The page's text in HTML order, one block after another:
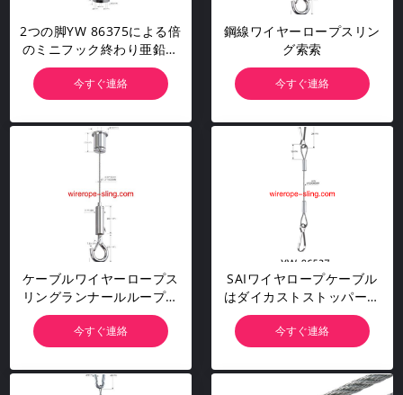
2つの脚YW 86375による倍
のミニフック終わり亜鉛メ
ッキ鋼保安ケーブル
今すぐ連絡
鋼線ワイヤーロープスリン
グ索索
今すぐ連絡
ケーブルワイヤーロープス
リングランナールループと
小さなスタンプアイとスナ
ップフック
今すぐ連絡
SAIワイヤロープケーブル
はダイカストストッパー付
き
今すぐ連絡